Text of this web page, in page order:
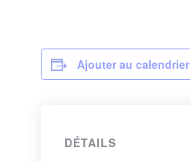
Ajouter au calendrier
DÉTAILS